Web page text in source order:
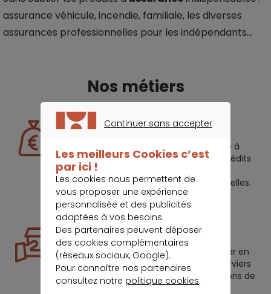
assurance véhicule, incendie, familiale, les diverses
assurances professionnelles pour les indépendants...
Nos métiers
Regroupement de crédits
Optimisez votre budget familial grâce à
notre analyse personnalisée de vos crédits
en cours, permettant de réduire
significativement vos charges mensuelles.
Prêt hypothécaire
Pour transformer votre rêve immobilier en
réalité, nos experts de l’agence de Verviers
vous guident pas à pas vers les solutions de
financement les plus attractives et
Continuer sans accepter
Les meilleurs Cookies c’est
par ici !
Les cookies nous permettent de
vous proposer une expérience
personnalisée et des publicités
adaptées à vos besoins.
Des partenaires peuvent déposer
des cookies complémentaires
(réseaux sociaux, Google).
Pour connaître nos partenaires
consultez notre politique cookies.